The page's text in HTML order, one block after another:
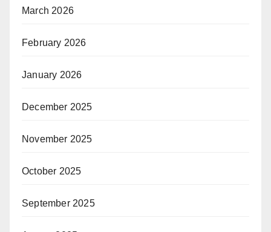
March 2026
February 2026
January 2026
December 2025
November 2025
October 2025
September 2025